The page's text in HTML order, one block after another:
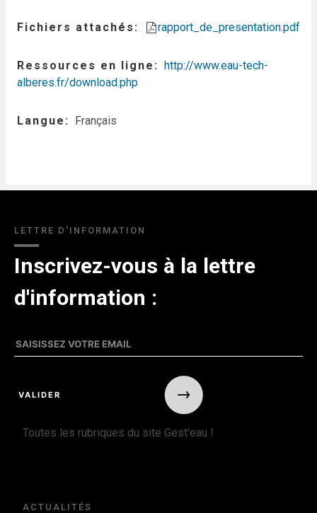
Fichiers attachés rapport_de_presentation.pdf
Ressources en ligne
http://www.eau-tech-
alberes.fr/download.php
Langue Français
LETTRE D'INFORMATION
Inscrivez-vous à la lettre
d'information :
Toutes les rubriques du site Gest'eau !
ACTUALITÉS